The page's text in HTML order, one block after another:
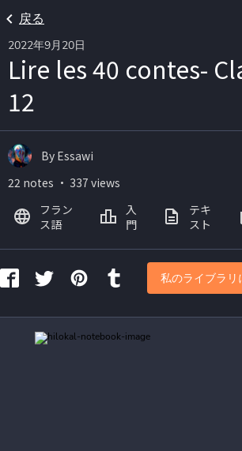
戻る
2022年9月20日
Lire les 40 contes-
12
By Essawi
22 notes ・ 337 views
フラン
ス語
入
門
テキ
スト
私のライブラリ